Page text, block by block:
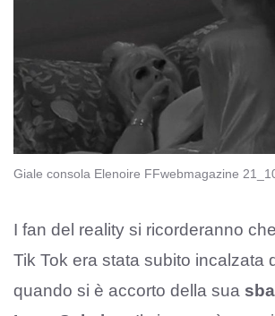
Giale consola Elenoire FFwebmagazine
I fan del reality si ricorderanno
Tik Tok era stata subito incalzata
quando si è accorto della sua